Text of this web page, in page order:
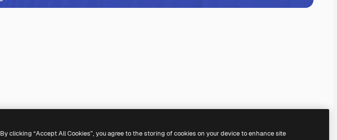
By clicking “Accept All Cookies”, you agree to the storing of cookies on your device to enhance site